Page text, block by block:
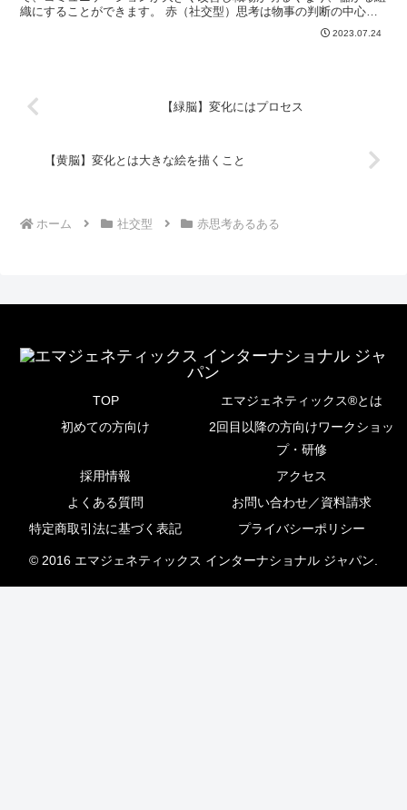
織にすることができます。 赤（社交型）思考は物事の判断の中心が
人の気持ちである思考であり、常に人の事が気になります。...2023.07.24
【緑脳】変化にはプロセス
【黄脳】変化とは大きな絵を描くこと
ホーム 社交型 赤思考あるある
TOP
エマジェネティックス®とは
初めての方向け
2回目以降の方向けワークショッ
プ・研修
採用情報
アクセス
よくある質問
お問い合わせ／資料請求
特定商取引法に基づく表記
プライバシーポリシー
© 2016 エマジェネティックス インターナショナル ジャパン.